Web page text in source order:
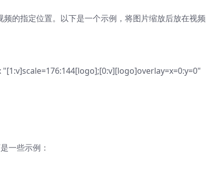
的指定位置。以下是一个示例，将图片缩放后放在视
一些示例：